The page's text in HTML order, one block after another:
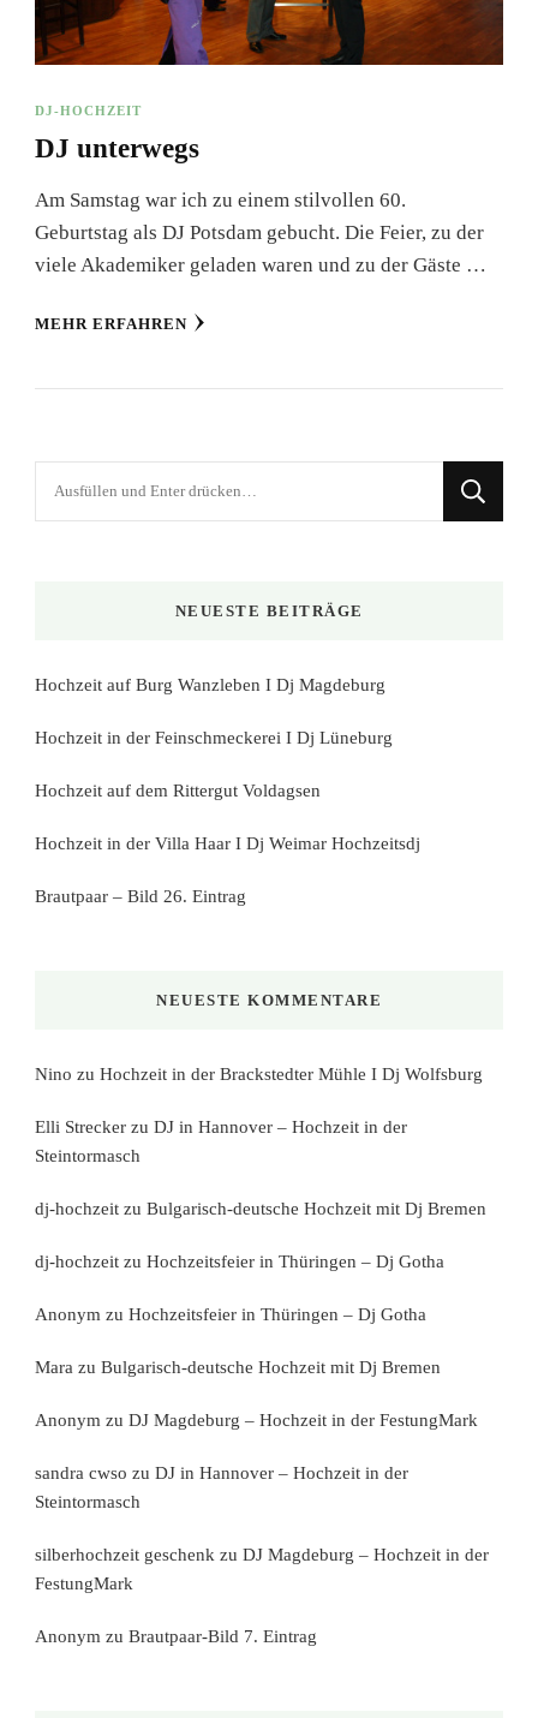
DJ-HOCHZEIT
DJ unterwegs
Am Samstag war ich zu einem stilvollen 60.
Geburtstag als DJ Potsdam gebucht. Die Feier, zu der
viele Akademiker geladen waren und zu der Gäste …
MEHR ERFAHREN
NEUESTE BEITRÄGE
Hochzeit auf Burg Wanzleben I Dj Magdeburg
Hochzeit in der Feinschmeckerei I Dj Lüneburg
Hochzeit auf dem Rittergut Voldagsen
Hochzeit in der Villa Haar I Dj Weimar Hochzeitsdj
Brautpaar – Bild 26. Eintrag
NEUESTE KOMMENTARE
Nino zu Hochzeit in der Brackstedter Mühle I Dj Wolfsburg
Elli Strecker zu DJ in Hannover – Hochzeit in der
Steintormasch
dj-hochzeit zu Bulgarisch-deutsche Hochzeit mit Dj Bremen
dj-hochzeit zu Hochzeitsfeier in Thüringen – Dj Gotha
Anonym zu Hochzeitsfeier in Thüringen – Dj Gotha
Mara zu Bulgarisch-deutsche Hochzeit mit Dj Bremen
Anonym zu DJ Magdeburg – Hochzeit in der FestungMark
sandra cwso zu DJ in Hannover – Hochzeit in der
Steintormasch
silberhochzeit geschenk zu DJ Magdeburg – Hochzeit in der
FestungMark
Anonym zu Brautpaar-Bild 7. Eintrag